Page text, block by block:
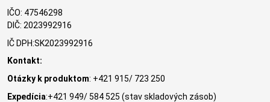
IČO: 47546298
DIČ: 2023992916
IČ DPH:SK2023992916
Kontakt:
Otázky k produktom: +421 915/ 723 250
Expedícia:+421 949/ 584 525 (stav skladových zásob)